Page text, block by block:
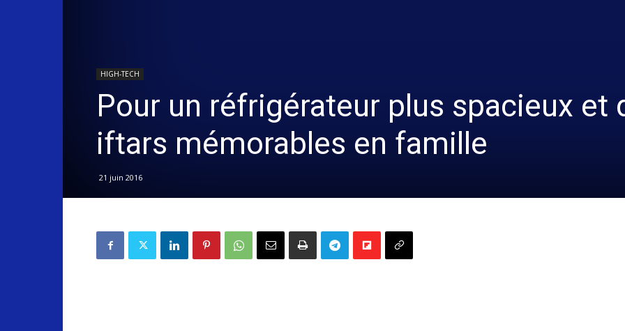
HIGH-TECH
Pour un réfrigérateur plus spacieux et
iftars mémorables en famille
21 juin 2016